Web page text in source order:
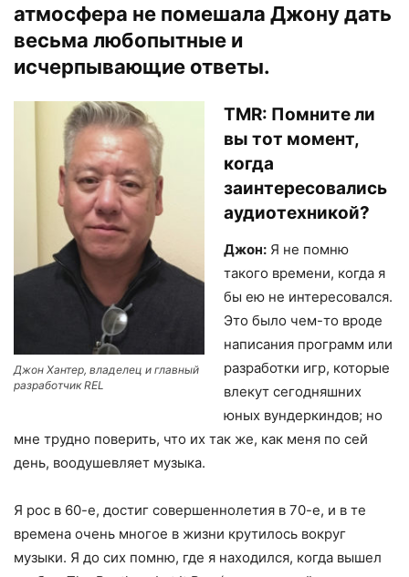
атмосфера не помешала Джону дать
весьма любопытные и
исчерпывающие ответы.
Джон Хантер, владелец и главный
разработчик REL
TMR: Помните ли
вы тот момент,
когда
заинтересовались
аудиотехникой?
Джон: Я не помню
такого времени, когда я
бы ею не интересовался.
Это было чем-то вроде
написания программ или
разработки игр, которые
влекут сегодняшних
юных вундеркиндов; но
мне трудно поверить, что их так же, как меня по сей
день, воодушевляет музыка.
Я рос в 60-е, достиг совершеннолетия в 70-е, и в те
времена очень многое в жизни крутилось вокруг
музыки. Я до сих помню, где я находился, когда вышел